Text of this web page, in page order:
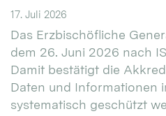
17. Juli 2026
Das Erzbischöfliche
dem 26. Juni 2026 nach
Damit bestätigt die
Daten und Informationen
systematisch geschützt